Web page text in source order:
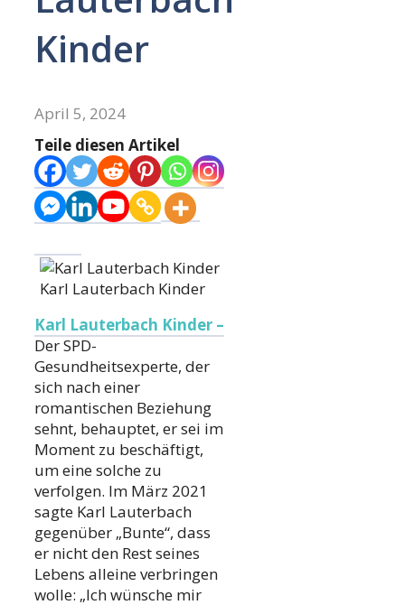
Kinder
April 5, 2024
Teile diesen Artikel
Karl Lauterbach Kinder
Karl Lauterbach Kinder –
Der SPD-
Gesundheitsexperte, der
sich nach einer
romantischen Beziehung
sehnt, behauptet, er sei im
Moment zu beschäftigt,
um eine solche zu
verfolgen. Im März 2021
sagte Karl Lauterbach
gegenüber „Bunte“, dass
er nicht den Rest seines
Lebens alleine verbringen
wolle: „Ich wünsche mir